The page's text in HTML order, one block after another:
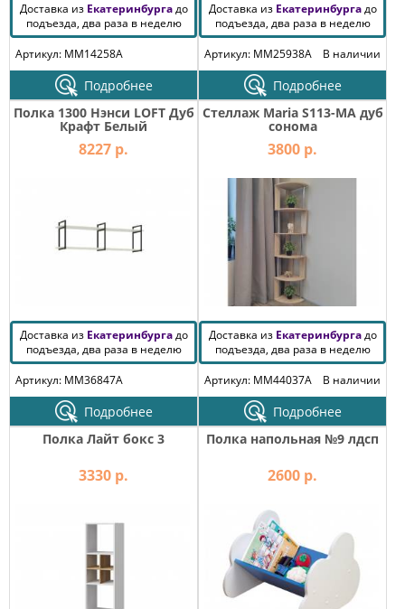
Доставка из Екатеринбургадо
подъезда, два раза в неделю
Артикул: MM14258A
Подробнее
Доставка из Екатеринбургадо
подъезда, два раза в неделю
Артикул: MM25938A
В наличии
Подробнее
Полка 1300 Нэнси LOFT Дуб
Крафт Белый
8227 р.
Доставка из Екатеринбургадо
подъезда, два раза в неделю
Артикул: MM36847A
Подробнее
Стеллаж Maria S113-MA дуб
сонома
3800 р.
Доставка из Екатеринбургадо
подъезда, два раза в неделю
Артикул: MM44037A
В наличии
Подробнее
Полка Лайт бокс 3
3330 р.
Полка напольная №9 лдсп
2600 р.